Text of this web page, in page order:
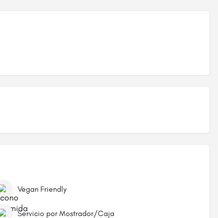
Vegan Friendly
Servicio por Mostrador/Caja